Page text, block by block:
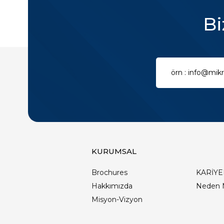
KURUMSAL
Brochures
Hakkımızda
Neden
Misyon-Vizyon